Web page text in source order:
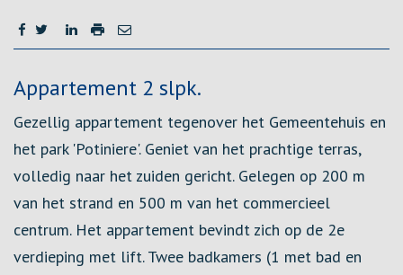
Omschrijving
Appartement 2 slpk.
Gezellig appartement tegenover het Gemeentehuis en
het park 'Potiniere'. Geniet van het prachtige terras,
volledig naar het zuiden gericht. Gelegen op 200 m
van het strand en 500 m van het commercieel
centrum. Het appartement bevindt zich op de 2e
verdieping met lift. Twee badkamers (1 met bad en